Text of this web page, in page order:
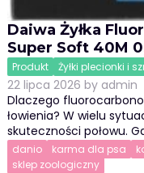
Daiwa Żyłka
Super Soft 40M
Produkt Żyłki plecionki i
22 lipca 2026 by admin
Dlaczego
łowienia? W wielu
skuteczności połowu.
danio karma dla psa
sklep zoologiczny